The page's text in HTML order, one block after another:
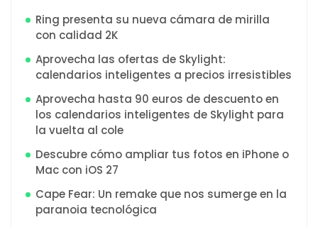
Ring presenta su nueva cámara de mirilla
con calidad 2K
Aprovecha las ofertas de Skylight:
calendarios inteligentes a precios irresistibles
Aprovecha hasta 90 euros de descuento en
los calendarios inteligentes de Skylight para
la vuelta al cole
Descubre cómo ampliar tus fotos en iPhone o
Mac con iOS 27
Cape Fear: Un remake que nos sumerge en la
paranoia tecnológica